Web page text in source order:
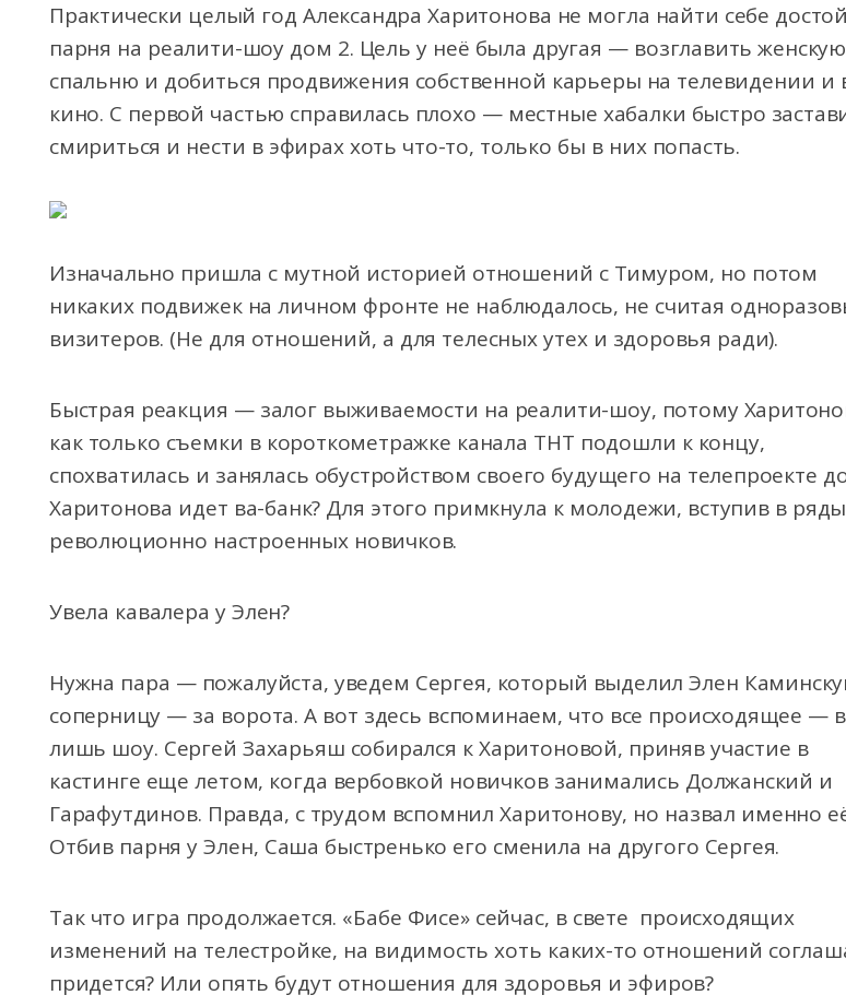
Практически целый год Александра Харитонова не могла найти себе
парня на реалити-шоу дом 2. Цель у неё была другая — возглавить женскую
спальню и добиться продвижения собственной карьеры на телевидении и
кино. С первой частью справилась плохо — местные хабалки быстро
смириться и нести в эфирах хоть что-то, только бы в них попасть.
Изначально пришла с мутной историей отношений с Тимуром, но потом
никаких подвижек на личном фронте не наблюдалось, не считая
визитеров. (Не для отношений, а для телесных утех и здоровья ради).
Быстрая реакция — залог выживаемости на реалити-шоу, потому
как только съемки в короткометражке канала ТНТ подошли к концу,
спохватилась и занялась обустройством своего будущего на телепроекте
Харитонова идет ва-банк? Для этого примкнула к молодежи, вступив в ряды
революционно настроенных новичков.
Увела кавалера у Элен?
Нужна пара — пожалуйста, уведем Сергея, который выделил Элен
соперницу — за ворота. А вот здесь вспоминаем, что все происходящее —
лишь шоу. Сергей Захарьяш собирался к Харитоновой, приняв участие в
кастинге еще летом, когда вербовкой новичков занимались Должанский и
Гарафутдинов. Правда, с трудом вспомнил Харитонову, но назвал именно
Отбив парня у Элен, Саша быстренько его сменила на другого Сергея.
Так что игра продолжается. «Бабе Фисе» сейчас, в свете происходящих
изменений на телестройке, на видимость хоть каких-то отношений
придется? Или опять будут отношения для здоровья и эфиров?